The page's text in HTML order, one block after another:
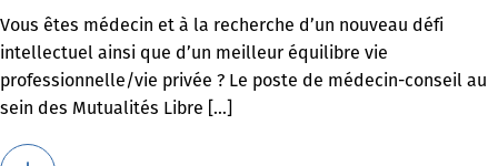
Vous êtes médecin et à la recherche d’un nouveau défi
intellectuel ainsi que d’un meilleur équilibre vie
professionnelle/vie privée ? Le poste de médecin-conseil au
sein des Mutualités Libre [...]